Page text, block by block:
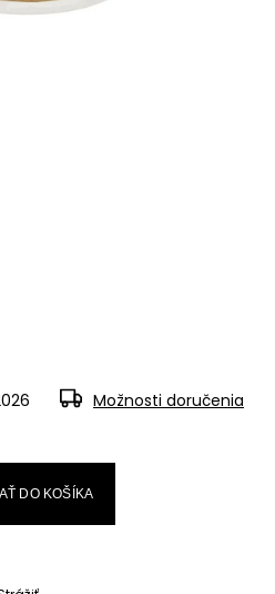
Možnosti doručenia
DO KOŠÍKA